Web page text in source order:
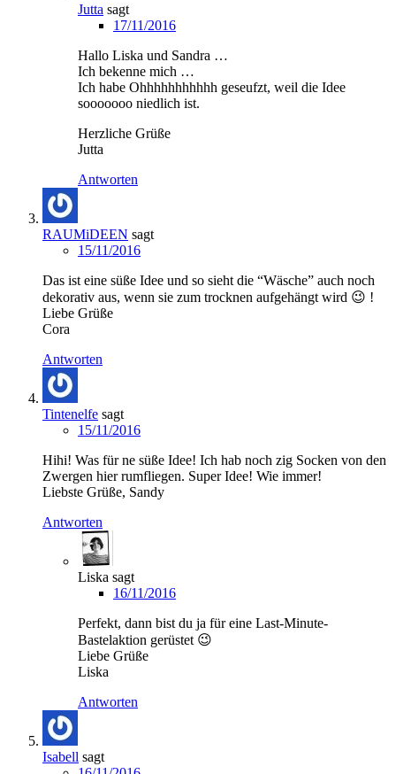
Jutta sagt
17/11/2016
Hallo Liska und Sandra …
Ich bekenne mich …
Ich habe Ohhhhhhhhhhh geseufzt, weil die Idee
sooooooo niedlich ist.
Herzliche Grüße
Jutta
Antworten
RAUMiDEEN sagt
15/11/2016
Das ist eine süße Idee und so sieht die “Wäsche” auch noch
dekorativ aus, wenn sie zum trocknen aufgehängt wird 😉 !
Liebe Grüße
Cora
Antworten
Tintenelfe sagt
15/11/2016
Hihi! Was für ne süße Idee! Ich hab noch zig Socken von den
Zwergen hier rumfliegen. Super Idee! Wie immer!
Liebste Grüße, Sandy
Antworten
Liska sagt
16/11/2016
Perfekt, dann bist du ja für eine Last-Minute-
Bastelaktion gerüstet 😉
Liebe Grüße
Liska
Antworten
Isabell sagt